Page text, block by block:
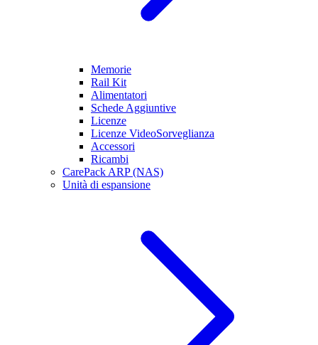
Memorie
Rail Kit
Alimentatori
Schede Aggiuntive
Licenze
Licenze VideoSorveglianza
Accessori
Ricambi
CarePack ARP (NAS)
Unità di espansione